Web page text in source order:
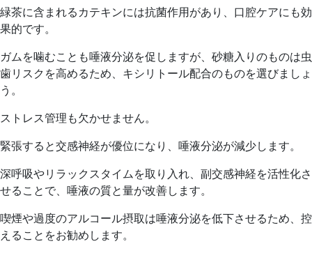
緑茶に含まれるカテキンには抗菌作用があり、口腔ケアにも効
果的です。
ガムを噛むことも唾液分泌を促しますが、砂糖入りのものは虫
歯リスクを高めるため、キシリトール配合のものを選びましょ
う。
ストレス管理も欠かせません。
緊張すると交感神経が優位になり、唾液分泌が減少します。
深呼吸やリラックスタイムを取り入れ、副交感神経を活性化さ
せることで、唾液の質と量が改善します。
喫煙や過度のアルコール摂取は唾液分泌を低下させるため、控
えることをお勧めします。